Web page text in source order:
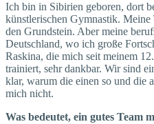
Ich bin in Sibirien geboren, dort
künstlerischen Gymnastik.
den Grundstein. Aber meine
Deutschland, wo ich große
Raskina, die mich seit meinem
trainiert, sehr dankbar. Wir sind
klar, warum die einen so und die
mich nicht.
Was bedeutet, ein gutes Team